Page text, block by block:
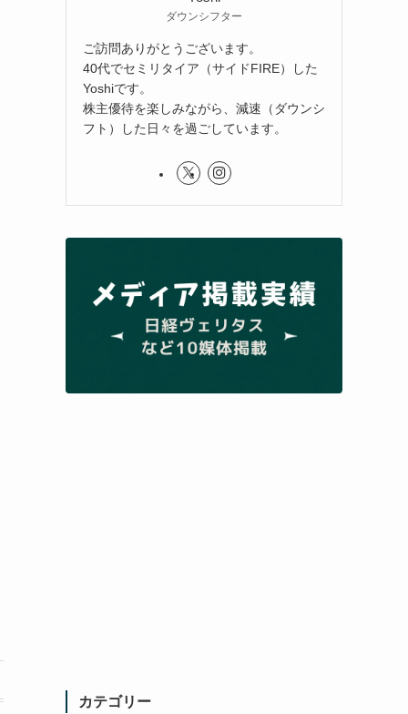
ダウンシフター
ご訪問ありがとうございます。
40代でセミリタイア（サイドFIRE）した
Yoshiです。
株主優待を楽しみながら、減速（ダウンシ
フト）した日々を過ごしています。
カテゴリー